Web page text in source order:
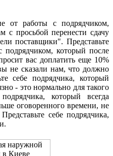
от работы с подрядчиком,
с просьбой перенести сдачу
поставщики". Представьте
подрядчиком, который после
вас доплатить еще 10%
не сказали нам, что должно
себе подрядчика, который
- это нормально для такого
который всегда
оговоренного времени, не
себе подрядчика,